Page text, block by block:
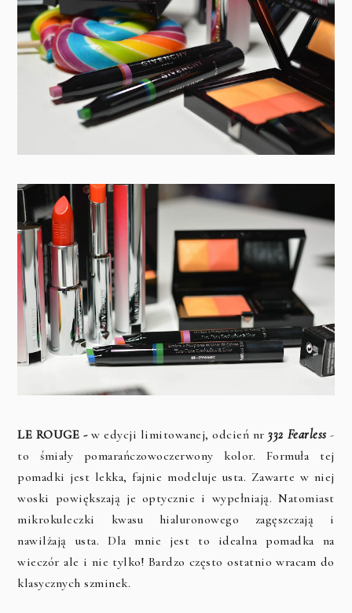
LE ROUGE -w edycji limitowanej, odcień nr332 Fearless-
to śmiały pomarańczowoczerwony kolor. Formuła tej
pomadki jest lekka, fajnie modeluje usta. Zawarte w niej
woski powiększają je optycznie i wypełniają. Natomiast
mikrokuleczki kwasu hialuronowego zagęszczają i
nawilżają usta. Dla mnie jest to idealna pomadka na
wieczór ale i nie tylko! Bardzo często ostatnio wracam do
klasycznych szminek.